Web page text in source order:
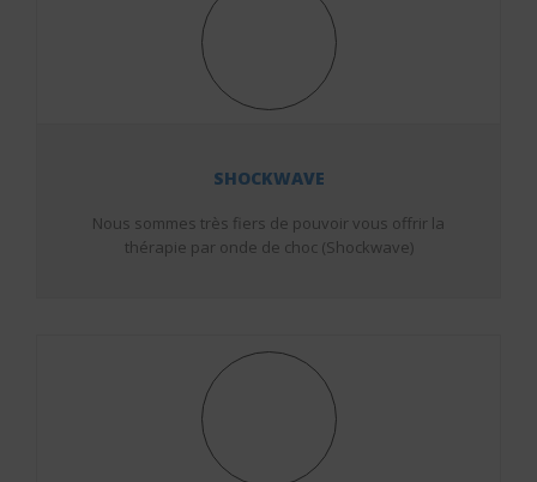
SHOCKWAVE
Nous sommes très fiers de pouvoir vous offrir la
thérapie par onde de choc (Shockwave)